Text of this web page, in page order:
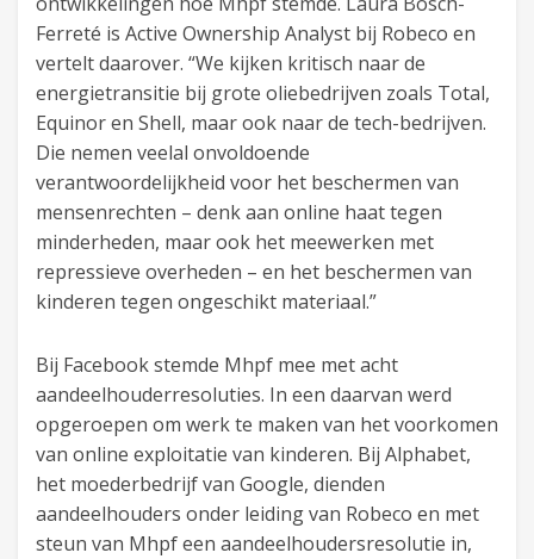
Ferreté is Active Ownership Analyst bij Robeco en
vertelt daarover. “We kijken kritisch naar de
energietransitie bij grote oliebedrijven zoals Total,
Equinor en Shell, maar ook naar de tech-bedrijven.
Die nemen veelal onvoldoende
verantwoordelijkheid voor het beschermen van
mensenrechten – denk aan online haat tegen
minderheden, maar ook het meewerken met
repressieve overheden – en het beschermen van
kinderen tegen ongeschikt materiaal.”
Bij Facebook stemde Mhpf mee met acht
aandeelhouderresoluties. In een daarvan werd
opgeroepen om werk te maken van het voorkomen
van online exploitatie van kinderen. Bij Alphabet,
het moederbedrijf van Google, dienden
aandeelhouders onder leiding van Robeco en met
steun van Mhpf een aandeelhoudersresolutie in,